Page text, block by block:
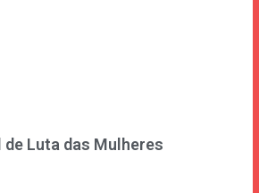
Luta das Mulheres